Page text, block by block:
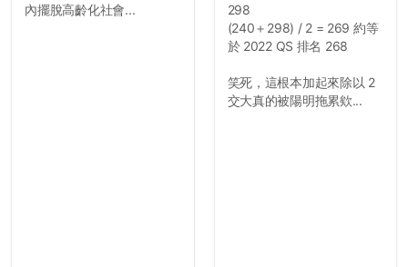
內擺脫高齡化社會...
298
(240＋298) / 2 = 269 約等
於 2022 QS 排名 268
笑死，這根本加起來除以 2
交大真的被陽明拖累欸...